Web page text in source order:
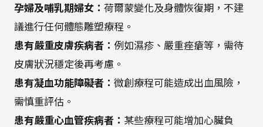
孕婦及哺乳期婦女： 荷爾蒙變化及身體恢復期，不建
議進行任何體態雕塑療程。
患有嚴重皮膚疾病者： 例如濕疹、嚴重痤瘡等，需待
皮膚狀況穩定後再考慮。
患有凝血功能障礙者： 微創療程可能造成出血風險，
需慎重評估。
患有嚴重心血管疾病者： 某些療程可能增加心臟負